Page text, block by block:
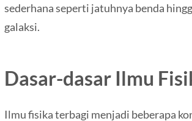
sederhana seperti jatuhnya benda
galaksi.
Dasar-dasar Ilmu
Ilmu fisika terbagi menjadi beberapa